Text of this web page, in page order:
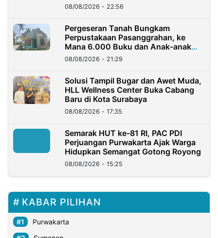
08/08/2026 - 22:56
Pergeseran Tanah Bungkam
Perpustakaan Pasanggrahan, ke
Mana 6.000 Buku dan Anak-anak
Kini?
08/08/2026 - 21:29
Solusi Tampil Bugar dan Awet Muda,
HLL Wellness Center Buka Cabang
Baru di Kota Surabaya
08/08/2026 - 17:35
Semarak HUT ke-81 RI, PAC PDI
Perjuangan Purwakarta Ajak Warga
Hidupkan Semangat Gotong Royong
08/08/2026 - 15:25
KABAR PILIHAN
Purwakarta